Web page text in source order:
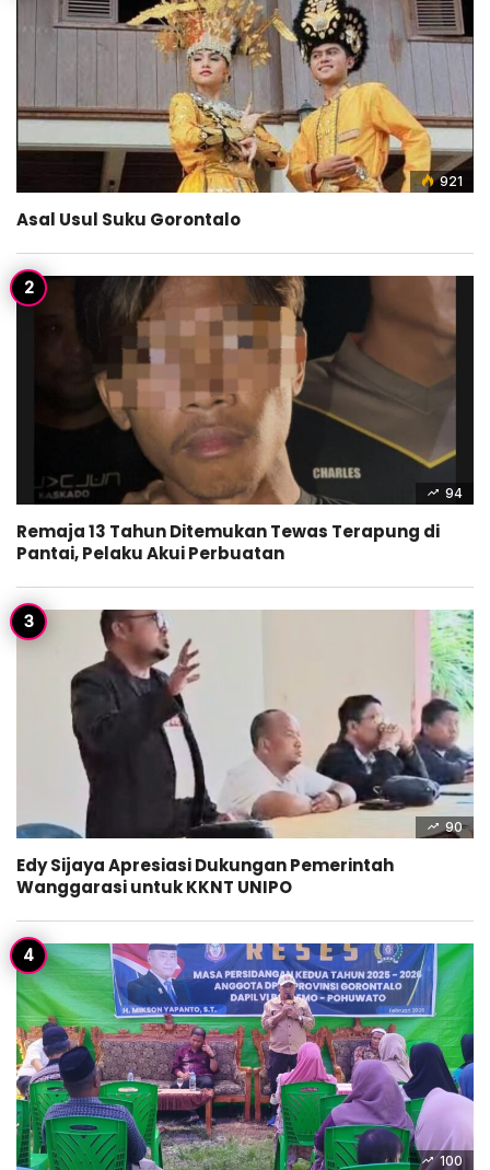
921
Asal Usul Suku Gorontalo
94
Remaja 13 Tahun Ditemukan Tewas Terapung di
Pantai, Pelaku Akui Perbuatan
90
Edy Sijaya Apresiasi Dukungan Pemerintah
Wanggarasi untuk KKNT UNIPO
100